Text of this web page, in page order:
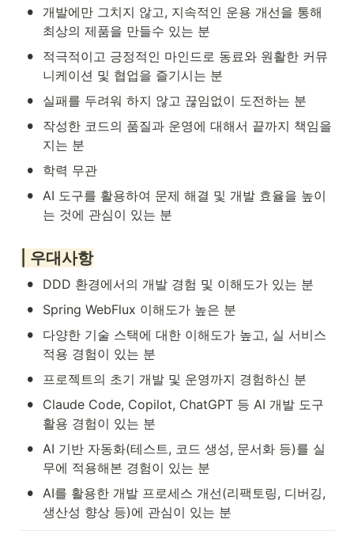
•
개발에만 그치지 않고, 지속적인 운용 개선을 통해
최상의 제품을 만들수 있는 분
•
적극적이고 긍정적인 마인드로 동료와 원활한 커뮤
니케이션 및 협업을 즐기시는 분
• 실패를 두려워 하지 않고 끊임없이 도전하는 분
•
작성한 코드의 품질과 운영에 대해서 끝까지 책임을
지는 분
• 학력 무관
• AI 도구를 활용하여 문제 해결 및 개발 효율을 높이
는 것에 관심이 있는 분
| 우대사항
• DDD 환경에서의 개발 경험 및 이해도가 있는 분
• Spring WebFlux 이해도가 높은 분
•
다양한 기술 스택에 대한 이해도가 높고, 실 서비스
적용 경험이 있는 분
• 프로젝트의 초기 개발 및 운영까지 경험하신 분
•
Claude Code, Copilot, ChatGPT 등 AI 개발 도구
활용 경험이 있는 분
•
AI 기반 자동화(테스트, 코드 생성, 문서화 등)를 실
무에 적용해본 경험이 있는 분
•
AI를 활용한 개발 프로세스 개선(리팩토링, 디버깅,
생산성 향상 등)에 관심이 있는 분